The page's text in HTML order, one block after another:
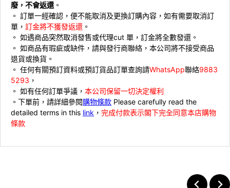
廢，不會返還 。
。 ⁠訂單一經確認，便不能取消及更換訂購內容，如有需要取消訂
單， 訂金將不獲發返還 。
。 ⁠如遇商品突然取消發售或代理cut 單，訂金將全數發還。
。 ⁠如商品有瑕疵或缺件，請與發行商聯絡，本公司將不接受商品
退貨或換貨。
。 ⁠⁠任何有關預訂資料或預訂貨品訂單查詢請WhatsApp聯絡9883
5293 ，
。 ⁠如有任何訂單爭議， 本公司保留一切決定權利
。下單前，請詳細參閱購物條款 Please carefully read the
detailed terms in this link ， 完成付款表示閣下完全同意本店購物
條款